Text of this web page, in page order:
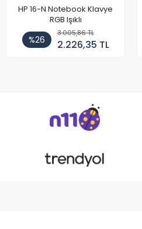
HP 16-N Notebook Klavye
RGB Işıklı
%26
3.005,86 TL
2.226,35 TL